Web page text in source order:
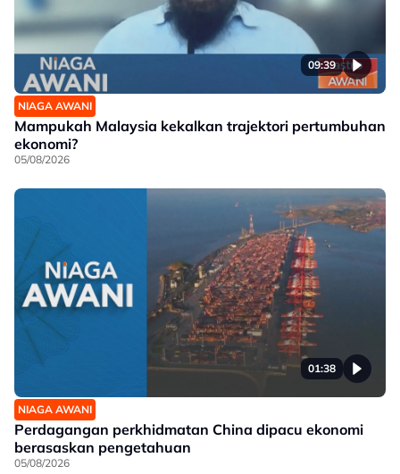
09:39
NIAGA AWANI
Mampukah Malaysia kekalkan trajektori pertumbuhan
ekonomi?
05/08/2026
01:38
NIAGA AWANI
Perdagangan perkhidmatan China dipacu ekonomi
berasaskan pengetahuan
05/08/2026